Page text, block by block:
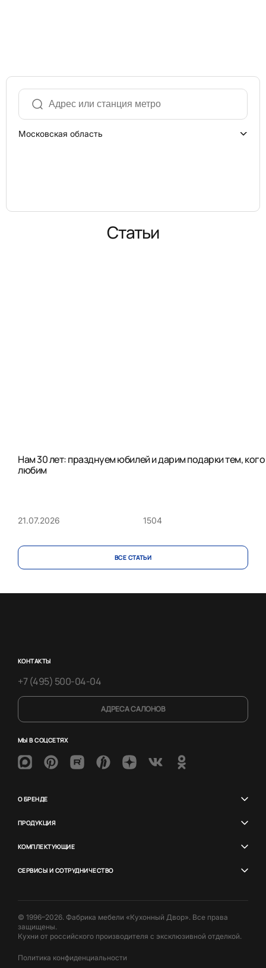
Московская область
Статьи
Нам 30 лет: празднуем юбилей и дарим подарки тем, кого
любим
21.07.2026 1504
ВСЕ CТАТЬИ
КОНТАКТЫ
+7 (495) 500-04-04
АДРЕСА САЛОНОВ
МЫ В СОЦСЕТЯХ
О БРЕНДЕ
ПРОДУКЦИЯ
КОМПЛЕКТУЮЩИЕ
СЕРВИСЫ И СОТРУДНИЧЕСТВО
© 1996–2026. Фабрика мебели «Кухонный Двор». Все права
защищены.
Кухни от российского производителя с эксклюзивной отделкой.
Политика конфиденциальности